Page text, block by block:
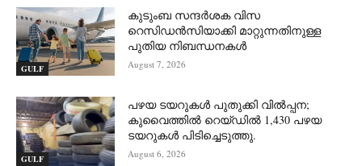
GULF
കുടുംബ സന്ദർശക വിസ
റെസിഡൻസിയാക്കി മാറ്റുന്നതിനുള്ള
പുതിയ നിബന്ധനകൾ
August 7, 2026
GULF
പഴയ ടയറുകൾ പുതുക്കി വിൽപ്പന;
കുവൈത്തിൽ റെയ്ഡിൽ 1,430 പഴയ
ടയറുകൾ പിടിച്ചെടുത്തു.
August 6, 2026